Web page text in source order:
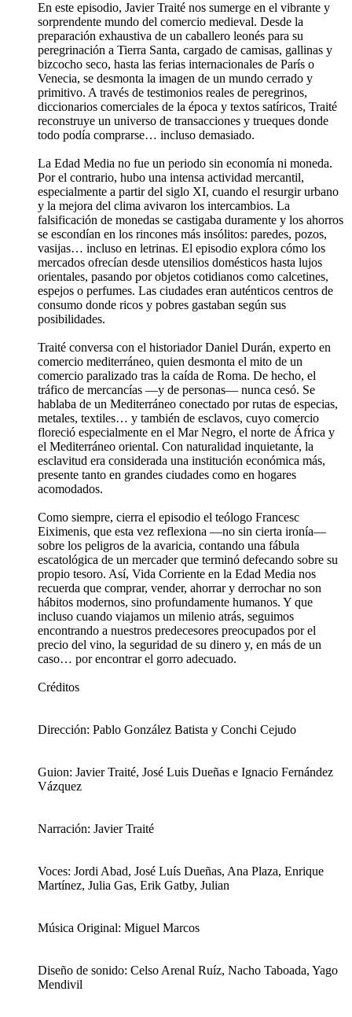
En este episodio, Javier Traité nos sumerge en el vibrante y
sorprendente mundo del comercio medieval. Desde la
preparación exhaustiva de un caballero leonés para su
peregrinación a Tierra Santa, cargado de camisas, gallinas y
bizcocho seco, hasta las ferias internacionales de París o
Venecia, se desmonta la imagen de un mundo cerrado y
primitivo. A través de testimonios reales de peregrinos,
diccionarios comerciales de la época y textos satíricos, Traité
reconstruye un universo de transacciones y trueques donde
todo podía comprarse… incluso demasiado.
La Edad Media no fue un periodo sin economía ni moneda.
Por el contrario, hubo una intensa actividad mercantil,
especialmente a partir del siglo XI, cuando el resurgir urbano
y la mejora del clima avivaron los intercambios. La
falsificación de monedas se castigaba duramente y los ahorros
se escondían en los rincones más insólitos: paredes, pozos,
vasijas… incluso en letrinas. El episodio explora cómo los
mercados ofrecían desde utensilios domésticos hasta lujos
orientales, pasando por objetos cotidianos como calcetines,
espejos o perfumes. Las ciudades eran auténticos centros de
consumo donde ricos y pobres gastaban según sus
posibilidades.
Traité conversa con el historiador Daniel Durán, experto en
comercio mediterráneo, quien desmonta el mito de un
comercio paralizado tras la caída de Roma. De hecho, el
tráfico de mercancías —y de personas— nunca cesó. Se
hablaba de un Mediterráneo conectado por rutas de especias,
metales, textiles… y también de esclavos, cuyo comercio
floreció especialmente en el Mar Negro, el norte de África y
el Mediterráneo oriental. Con naturalidad inquietante, la
esclavitud era considerada una institución económica más,
presente tanto en grandes ciudades como en hogares
acomodados.
Como siempre, cierra el episodio el teólogo Francesc
Eiximenis, que esta vez reflexiona —no sin cierta ironía—
sobre los peligros de la avaricia, contando una fábula
escatológica de un mercader que terminó defecando sobre su
propio tesoro. Así, Vida Corriente en la Edad Media nos
recuerda que comprar, vender, ahorrar y derrochar no son
hábitos modernos, sino profundamente humanos. Y que
incluso cuando viajamos un milenio atrás, seguimos
encontrando a nuestros predecesores preocupados por el
precio del vino, la seguridad de su dinero y, en más de un
caso… por encontrar el gorro adecuado.
Créditos
Dirección: Pablo González Batista y Conchi Cejudo
Guion: Javier Traité, José Luis Dueñas e Ignacio Fernández
Vázquez
Narración: Javier Traité
Voces: Jordi Abad, José Luís Dueñas, Ana Plaza, Enrique
Martínez, Julia Gas, Erik Gatby, Julian
Música Original: Miguel Marcos
Diseño de sonido: Celso Arenal Ruíz, Nacho Taboada, Yago
Mendivil